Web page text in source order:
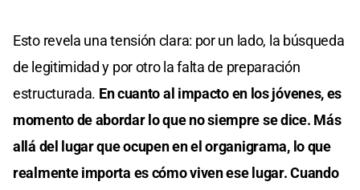
Esto revela una tensión clara: por un lado, la búsqueda
de legitimidad y por otro la falta de preparación
estructurada. En cuanto al impacto en los jóvenes, es
momento de abordar lo que no siempre se dice. Más
allá del lugar que ocupen en el organigrama, lo que
realmente importa es cómo viven ese lugar. Cuando